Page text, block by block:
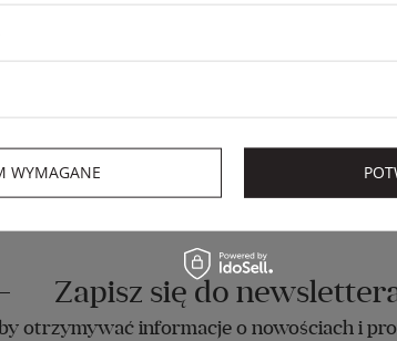
Zapisz się do
otrzymywać informacje o nowościach i
WYMAGANE